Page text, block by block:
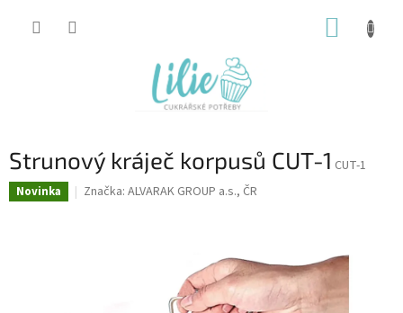
Strunový kráječ korpusů CUT-1 CUT-1
Novinka Značka: ALVARAK GROUP a.s., ČR